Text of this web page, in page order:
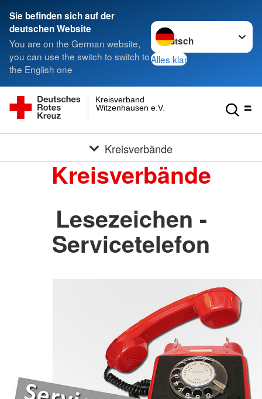
Sie befinden sich auf der
deutschen Website
You are on the German website,
you can use the switch to switch to
the English one
Sprache wechseln zu
Alles klar
Witzenhausen e.V.
Kreisverband
Kreisverbände
Kreisverbände
Lesezeichen -
Servicetelefon